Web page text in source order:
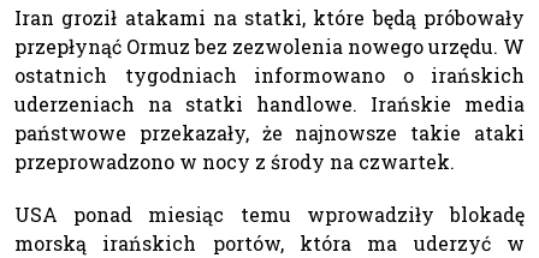
Iran groził atakami na statki, które będą próbowały
przepłynąć Ormuz bez zezwolenia nowego urzędu. W
ostatnich tygodniach informowano o irańskich
uderzeniach na statki handlowe. Irańskie media
państwowe przekazały, że najnowsze takie ataki
przeprowadzono w nocy z środy na czwartek.
USA ponad miesiąc temu wprowadziły blokadę
morską irańskich portów, która ma uderzyć w